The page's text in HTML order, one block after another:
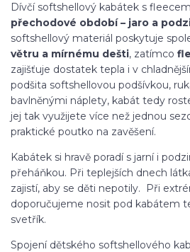
Dívčí softshellový kabátek s
přechodové období – jaro a
softshellový materiál poskytuje
větru a mírnému dešti, zatímco
zajišťuje dostatek tepla i v
podšita softshellovou podšívkou,
bavlněnými náplety, kabát tedy
jej tak využijete více než jednou
praktické poutko na zavěšení.
Kabátek si hravě poradí s jarní i
přeháňkou. Při teplejších dnech
zajistí, aby se děti nepotily. Při
doporučujeme nosit pod kabátem
svetřík.
Spojení dětského softshellového